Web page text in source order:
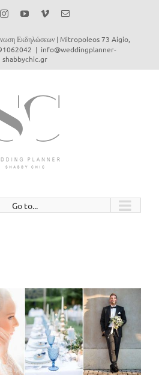
InstagramYouTubeVimeoEmail
Εκδηλώσεων | Mitropoleos 73 Aigio,
| info@weddingplanner-
shabbychic.gr
Go to...